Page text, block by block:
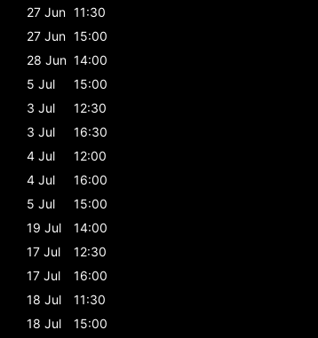
27 Jun 11:30
27 Jun 15:00
28 Jun 14:00
5 Jul
15:00
3 Jul
12:30
3 Jul
16:30
4 Jul
12:00
4 Jul
16:00
5 Jul
15:00
19 Jul
14:00
17 Jul
12:30
17 Jul
16:00
18 Jul
11:30
18 Jul
15:00